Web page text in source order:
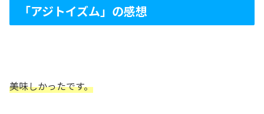
「アジトイズム」の感想
美味しかったです。